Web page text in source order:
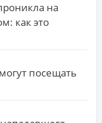
на
как это
посещать